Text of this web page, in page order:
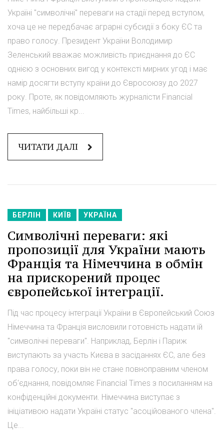
Україні "символічні" переваги на стадії перед вступом,
хоча це не передбачає аграрні субсидії з боку ЄС та
право голосу. Президент України Володимир
Зеленський вважає можливість приєднання до ЄС
однією з основних вигод у контексті мирних угод і має
намір досягти вступу країни до Євросоюзу до 2027
року. Проте, як повідомляють журналісти Financial
Times, найбільші кр...
ЧИТАТИ ДАЛІ
БЕРЛІН КИЇВ УКРАЇНА
Символічні переваги: які
пропозиції для України мають
Франція та Німеччина в обмін
на прискорений процес
європейської інтеграції.
Під час процесу інтеграції України в Європейський Союз
Німеччина та Франція висловили готовність надати їй
"символічні переваги". Наприклад, Берлін і Париж
виступають за участь Києва в засіданнях ЄС, але без
права голосу, поки він не стане повноправним членом
об'єднання, повідомляє Financial Times з посиланням на
конфіденційні документи. Німеччина виступає з
ініціативою надати Україні статус "асоційованого члена".
Це...